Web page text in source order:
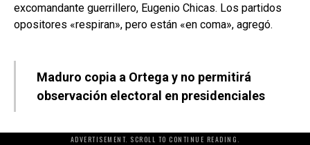
excomandante guerrillero, Eugenio Chicas. Los partidos
opositores «respiran», pero están «en coma», agregó.
Maduro copia a Ortega y no permitirá
observación electoral en presidenciales
ADVERTISEMENT. SCROLL TO CONTINUE READING.